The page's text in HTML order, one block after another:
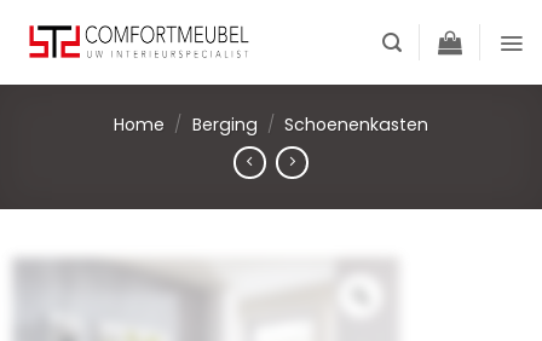
content
Home / Berging / Schoenenkasten